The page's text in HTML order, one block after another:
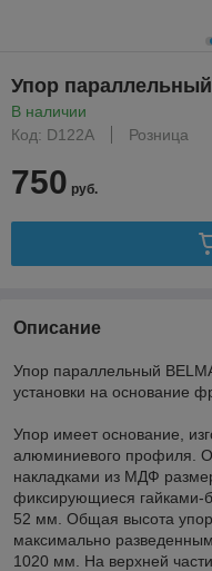
Упор
В наличии
Код: D122A
Розница
750 руб.
Описание
Упор параллельный
установки на основание
Упор имеет основание,
алюминиевого профиля.
накладками из МДФ
фиксирующиеся гайками-
52 мм. Общая высота
максимально
1020 мм. На верхней